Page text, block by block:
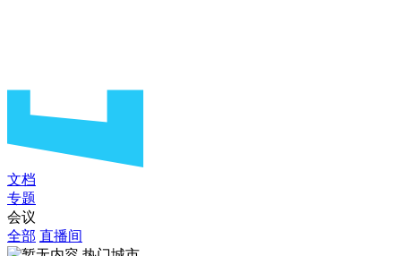
文档
专题
会议
全部 直播间